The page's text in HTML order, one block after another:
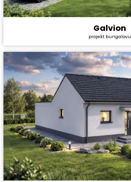
Dispozice:
Užitná plocha:
Galvion
projekt bungalovu